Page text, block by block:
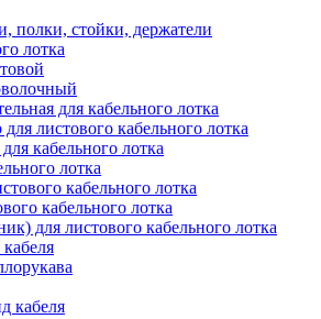
полки, стойки, держатели
лотка
для кабельного лотка
листового кабельного лотка
кабельного лотка
лотка
кабельного лотка
кабельного лотка
для листового кабельного лотка
кабеля